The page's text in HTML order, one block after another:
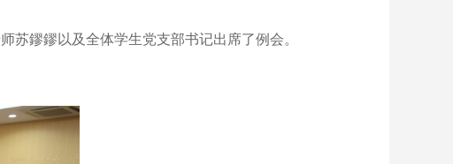
鏐鏐以及全体学生党支部书记出席了例会。